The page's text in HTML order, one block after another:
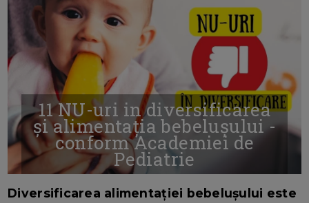
11 NU-uri in diversificarea
și alimentația bebelușului -
conform Academiei de
Pediatrie
Diversificarea alimentației bebelușului este